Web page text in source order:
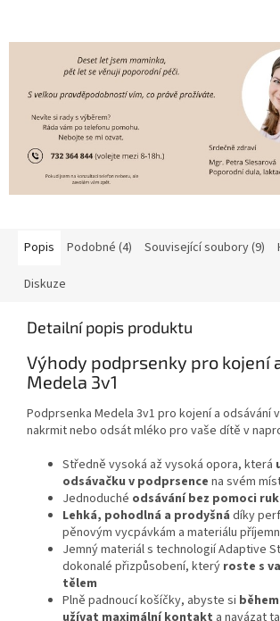
to hodí. Odsávačka má...
Popis Podobné (4) Související soubory (9)
Diskuze
Detailní popis produktu
Výhody podprsenky pro kojení
Medela 3v1
Podprsenka Medela 3v1 pro kojení a odsávání
nakrmit nebo odsát mléko pro vaše dítě v
Středně vysoká až vysoká opora, která
odsávačku v podprsence na svém
Jednoduché odsávání bez pomoci
Lehká, pohodlná a prodyšná díky
pěnovým vycpávkám a materiálu
Jemný materiál s technologií Adaptive
dokonalé přizpůsobení, který roste s
tělem
Plně padnoucí košíčky, abyste si